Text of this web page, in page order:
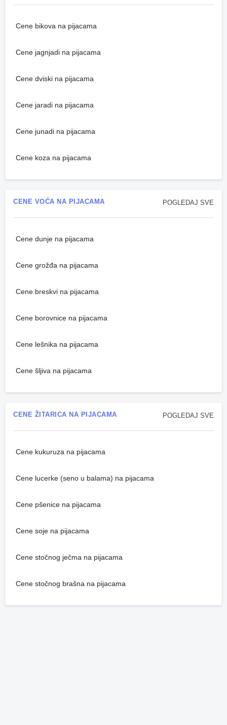
Cene bikova na pijacama
Cene jagnjadi na pijacama
Cene dviski na pijacama
Cene jaradi na pijacama
Cene junadi na pijacama
Cene koza na pijacama
POGLEDAJ SVE
CENE VOĆA NA PIJACAMA
Cene dunje na pijacama
Cene grožđa na pijacama
Cene breskvi na pijacama
Cene borovnice na pijacama
Cene lešnika na pijacama
Cene šljiva na pijacama
POGLEDAJ SVE
CENE ŽITARICA NA PIJACAMA
Cene kukuruza na pijacama
Cene lucerke (seno u balama) na pijacama
Cene pšenice na pijacama
Cene soje na pijacama
Cene stočnog ječma na pijacama
Cene stočnog brašna na pijacama